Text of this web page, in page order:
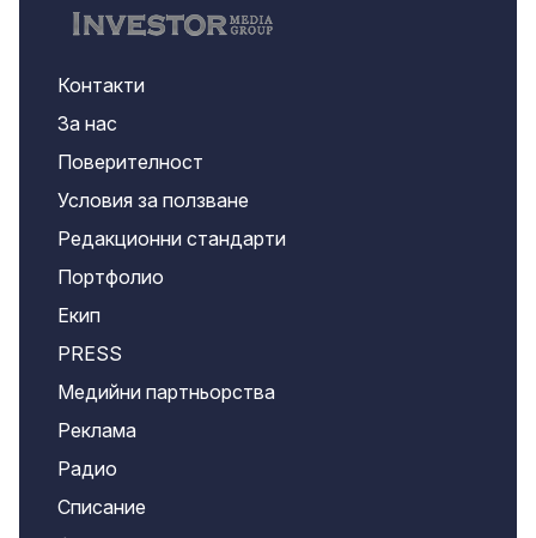
Контакти
За нас
Поверителност
Условия за ползване
Редакционни стандарти
Портфолио
Екип
PRESS
Медийни партньорства
Реклама
Радио
Списание